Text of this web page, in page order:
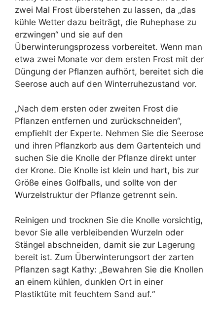
zwei Mal Frost überstehen zu lassen, da „das
kühle Wetter dazu beiträgt, die Ruhephase zu
erzwingen“ und sie auf den
Überwinterungsprozess vorbereitet. Wenn man
etwa zwei Monate vor dem ersten Frost mit der
Düngung der Pflanzen aufhört, bereitet sich die
Seerose auch auf den Winterruhezustand vor.
„Nach dem ersten oder zweiten Frost die
Pflanzen entfernen und zurückschneiden“,
empfiehlt der Experte. Nehmen Sie die Seerose
und ihren Pflanzkorb aus dem Gartenteich und
suchen Sie die Knolle der Pflanze direkt unter
der Krone. Die Knolle ist klein und hart, bis zur
Größe eines Golfballs, und sollte von der
Wurzelstruktur der Pflanze getrennt sein.
Reinigen und trocknen Sie die Knolle vorsichtig,
bevor Sie alle verbleibenden Wurzeln oder
Stängel abschneiden, damit sie zur Lagerung
bereit ist. Zum Überwinterungsort der zarten
Pflanzen sagt Kathy: „Bewahren Sie die Knollen
an einem kühlen, dunklen Ort in einer
Plastiktüte mit feuchtem Sand auf.“